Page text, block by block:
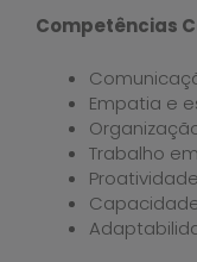
Competências
Empatia e
Trabalho